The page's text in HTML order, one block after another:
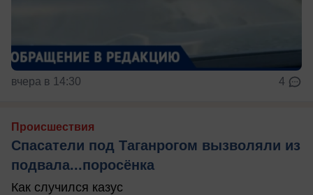
вчера в 14:30 4
Происшествия
Спасатели под Таганрогом вызволяли из
подвала...поросёнка
Как случился казус